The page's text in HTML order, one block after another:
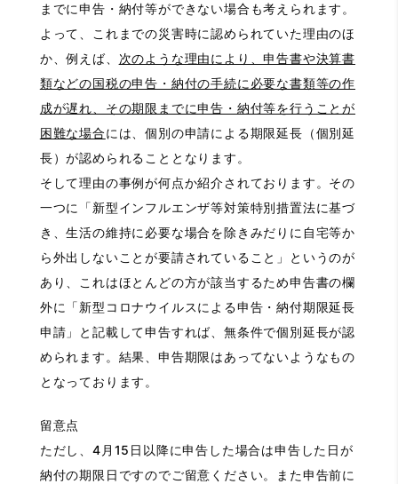
までに申告・納付等ができない場合も考えられます。
よって、これまでの災害時に認められていた理由のほ
か、例えば、 次のような理由により、申告書や決算書
類などの国税の申告・納付の手続に必要な書類等の作
成が遅れ、その期限までに申告・納付等を行うことが
困難な場合には、個別の申請による期限延長（個別延
長）が認められることとなります。
そして理由の事例が何点か紹介されております。その
一つに「新型インフルエンザ等対策特別措置法に基づ
き、生活の維持に必要な場合を除きみだりに自宅等か
ら外出しないことが要請されていること」というのが
あり、これはほとんどの方が該当するため申告書の欄
外に「新型コロナウイルスによる申告・納付期限延長
申請」と記載して申告すれば、無条件で個別延長が認
められます。結果、申告期限はあってないようなもの
となっております。
留意点
ただし、4月15日以降に申告した場合は申告した日が
納付の期限日ですのでご留意ください。また申告前に